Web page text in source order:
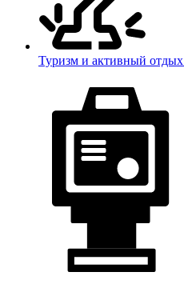
Туризм и активный отдых